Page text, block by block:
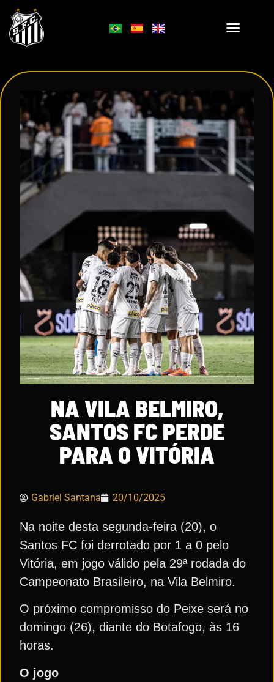
NA VILA BELMIRO,
SANTOS FC PERDE
PARA O VITÓRIA
Gabriel Santana 20/10/2025
Na noite desta segunda-feira (20), o
Santos FC foi derrotado por 1 a 0 pelo
Vitória, em jogo válido pela 29ª rodada do
Campeonato Brasileiro, na Vila Belmiro.
O próximo compromisso do Peixe será no
domingo (26), diante do Botafogo, às 16
horas.
O jogo